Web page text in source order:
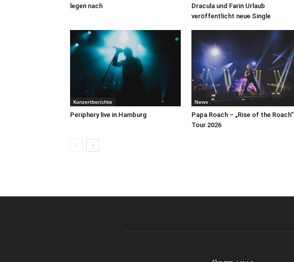
legen nach
Dracula und Farin Urlaub
veröffentlicht neue Single
Konzertberichte
Periphery live in Hamburg
News
Papa Roach – „Rise of the Roach“
Tour 2026